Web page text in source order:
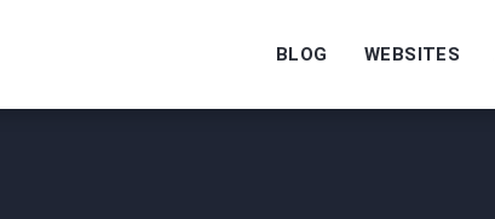
BLOG WEBSITES